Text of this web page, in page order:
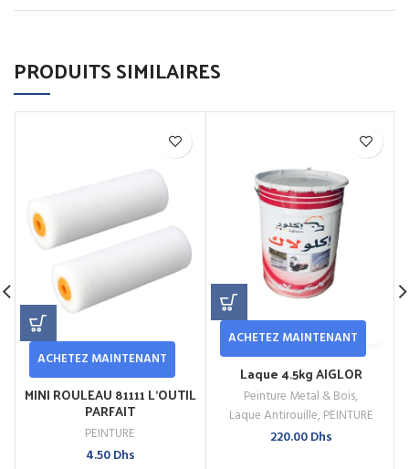
PRODUITS SIMILAIRES
ACHETEZ MAINTENANT
MINI ROULEAU 81111 L’OUTIL
PARFAIT
PEINTURE
4.50Dhs
ACHETEZ MAINTENANT
Laque 4.5kg AIGLOR
Peinture Metal & Bois,
Laque Antirouille, PEINTURE
220.00Dhs